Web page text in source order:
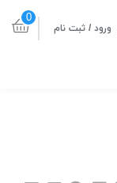
ورود / ثبت نام
0